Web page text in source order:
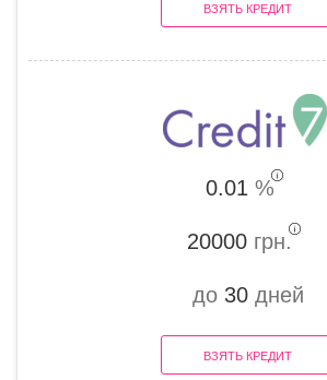
ВЗЯТЬ КРЕДИТ
0.01 %
20000 грн.
до 30дней
ВЗЯТЬ КРЕДИТ